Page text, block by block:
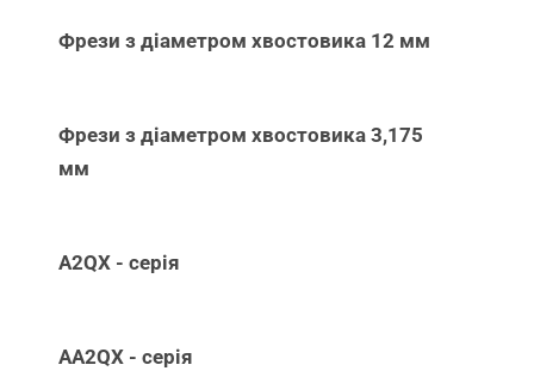
Фрези з діаметром хвостовика 12 мм
Фрези з діаметром хвостовика 3,175
мм
A2QX - серія
AA2QX - серія